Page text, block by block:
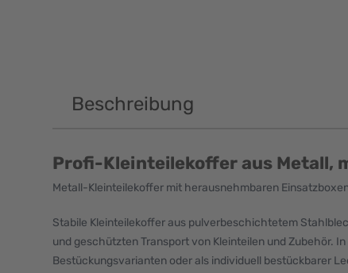
Beschreibung
Profi-Kleinteilekoffer aus Metall,
Metall-Kleinteilekoffer mit herausnehmbaren
Stabile Kleinteilekoffer aus pulverbeschichtetem
und geschützten Transport von Kleinteilen und Zubehör.
Bestückungsvarianten oder als individuell bestückbarer